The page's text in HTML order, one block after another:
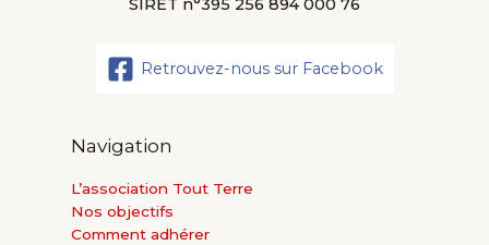
SIRET n°395 256 894 000 76
Retrouvez-nous sur Facebook
Navigation
L’association Tout Terre
Nos objectifs
Comment adhérer